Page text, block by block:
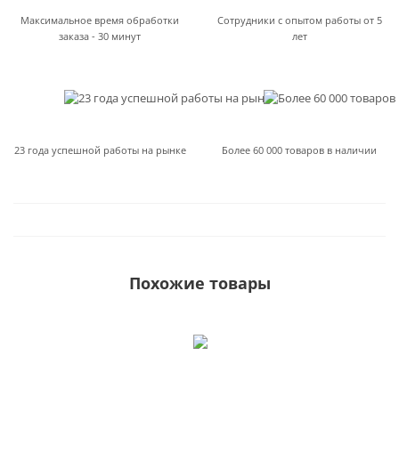
Максимальное время обработки
заказа - 30 минут
Сотрудники с опытом работы от 5
лет
23 года успешной работы на рынке Более 60 000 товаров в наличии
Похожие товары